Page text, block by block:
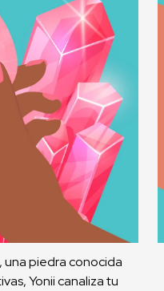
una piedra conocida
Yonii canaliza tu